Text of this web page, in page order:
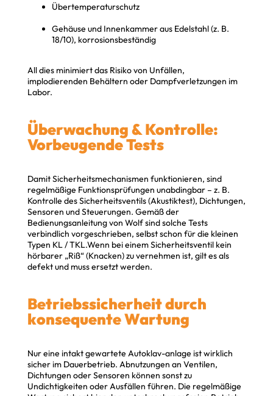
Übertemperaturschutz
Gehäuse und Innenkammer aus Edelstahl (z. B.
18/10), korrosionsbeständig
All dies minimiert das Risiko von Unfällen,
implodierenden Behältern oder Dampfverletzungen im
Labor.
Überwachung & Kontrolle:
Vorbeugende Tests
Damit Sicherheitsmechanismen funktionieren, sind
regelmäßige Funktionsprüfungen unabdingbar – z. B.
Kontrolle des Sicherheitsventils (Akustiktest), Dichtungen,
Sensoren und Steuerungen. Gemäß der
Bedienungsanleitung von Wolf sind solche Tests
verbindlich vorgeschrieben, selbst schon für die kleinen
Typen KL / TKL.Wenn bei einem Sicherheitsventil kein
hörbarer „Riß“ (Knacken) zu vernehmen ist, gilt es als
defekt und muss ersetzt werden.
Betriebssicherheit durch
konsequente Wartung
Nur eine intakt gewartete Autoklav-anlage ist wirklich
sicher im Dauerbetrieb. Abnutzungen an Ventilen,
Dichtungen oder Sensoren können sonst zu
Undichtigkeiten oder Ausfällen führen. Die regelmäßige